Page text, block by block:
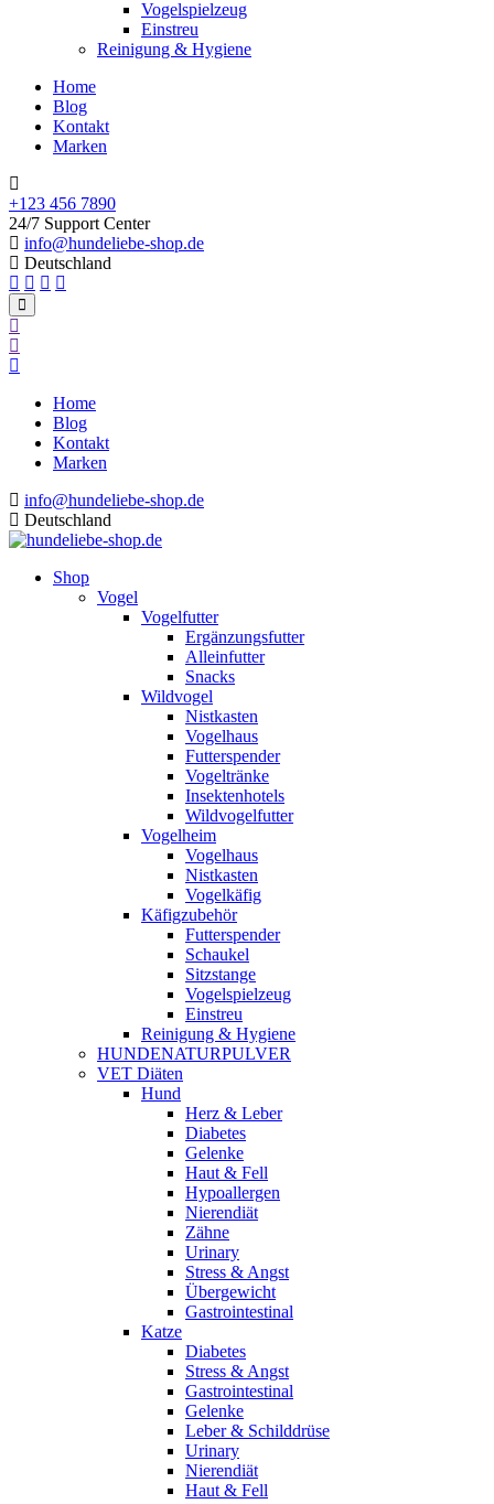
Vogelspielzeug
Einstreu
Reinigung & Hygiene
Home
Blog
Kontakt
Marken
+123 456 7890
24/7 Support Center
info@hundeliebe-shop.de
Deutschland
Home
Blog
Kontakt
Marken
info@hundeliebe-shop.de
Deutschland
Shop
Vogel
Vogelfutter
Ergänzungsfutter
Alleinfutter
Snacks
Wildvogel
Nistkasten
Vogelhaus
Futterspender
Vogeltränke
Insektenhotels
Wildvogelfutter
Vogelheim
Vogelhaus
Nistkasten
Vogelkäfig
Käfigzubehör
Futterspender
Schaukel
Sitzstange
Vogelspielzeug
Einstreu
Reinigung & Hygiene
HUNDENATURPULVER
VET Diäten
Hund
Herz & Leber
Diabetes
Gelenke
Haut & Fell
Hypoallergen
Nierendiät
Zähne
Urinary
Stress & Angst
Übergewicht
Gastrointestinal
Katze
Diabetes
Stress & Angst
Gastrointestinal
Gelenke
Leber & Schilddrüse
Urinary
Nierendiät
Haut & Fell